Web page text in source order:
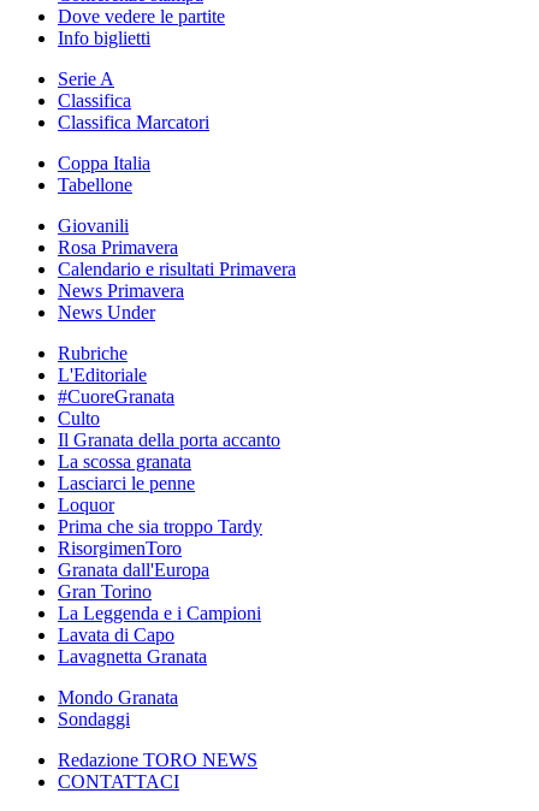
Dove vedere le partite
Info biglietti
Serie A
Classifica
Classifica Marcatori
Coppa Italia
Tabellone
Giovanili
Rosa Primavera
Calendario e risultati Primavera
News Primavera
News Under
Rubriche
L'Editoriale
#CuoreGranata
Culto
Il Granata della porta accanto
La scossa granata
Lasciarci le penne
Loquor
Prima che sia troppo Tardy
RisorgimenToro
Granata dall'Europa
Gran Torino
La Leggenda e i Campioni
Lavata di Capo
Lavagnetta Granata
Mondo Granata
Sondaggi
Redazione TORO NEWS
CONTATTACI